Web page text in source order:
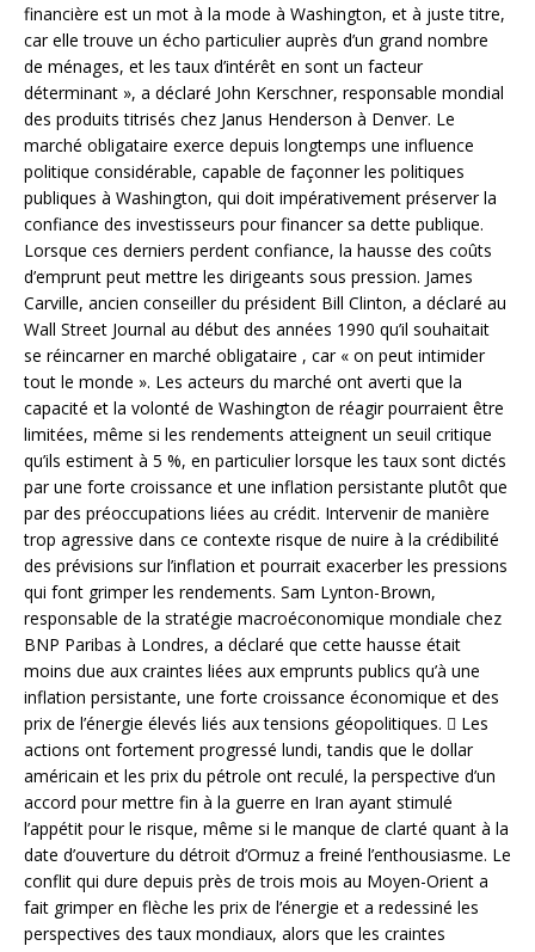
financière est un mot à la mode à Washington, et à juste titre,
car elle trouve un écho particulier auprès d’un grand nombre
de ménages, et les taux d’intérêt en sont un facteur
déterminant », a déclaré John Kerschner, responsable mondial
des produits titrisés chez Janus Henderson à Denver. Le
marché obligataire exerce depuis longtemps une influence
politique considérable, capable de façonner les politiques
publiques à Washington, qui doit impérativement préserver la
confiance des investisseurs pour financer sa dette publique.
Lorsque ces derniers perdent confiance, la hausse des coûts
d’emprunt peut mettre les dirigeants sous pression. James
Carville, ancien conseiller du président Bill Clinton, a déclaré au
Wall Street Journal au début des années 1990 qu’il souhaitait
se réincarner en marché obligataire , car « on peut intimider
tout le monde ». Les acteurs du marché ont averti que la
capacité et la volonté de Washington de réagir pourraient être
limitées, même si les rendements atteignent un seuil critique
qu’ils estiment à 5 %, en particulier lorsque les taux sont dictés
par une forte croissance et une inflation persistante plutôt que
par des préoccupations liées au crédit. Intervenir de manière
trop agressive dans ce contexte risque de nuire à la crédibilité
des prévisions sur l’inflation et pourrait exacerber les pressions
qui font grimper les rendements. Sam Lynton-Brown,
responsable de la stratégie macroéconomique mondiale chez
BNP Paribas à Londres, a déclaré que cette hausse était
moins due aux craintes liées aux emprunts publics qu’à une
inflation persistante, une forte croissance économique et des
prix de l’énergie élevés liés aux tensions géopolitiques.  Les
actions ont fortement progressé lundi, tandis que le dollar
américain et les prix du pétrole ont reculé, la perspective d’un
accord pour mettre fin à la guerre en Iran ayant stimulé
l’appétit pour le risque, même si le manque de clarté quant à la
date d’ouverture du détroit d’Ormuz a freiné l’enthousiasme. Le
conflit qui dure depuis près de trois mois au Moyen-Orient a
fait grimper en flèche les prix de l’énergie et a redessiné les
perspectives des taux mondiaux, alors que les craintes